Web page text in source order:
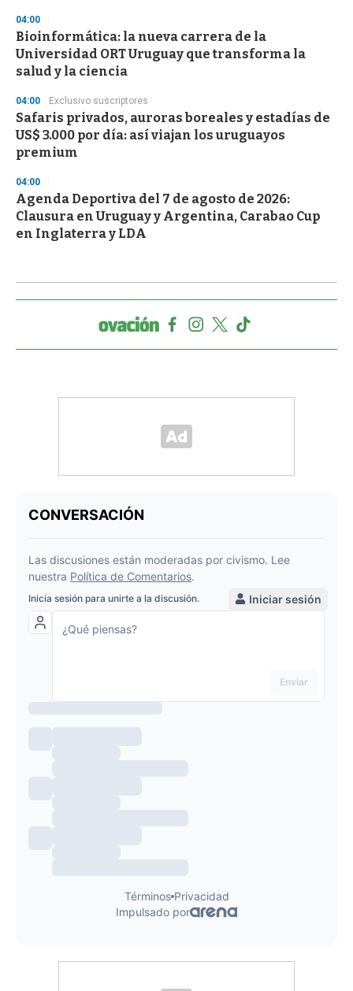
04:00
Bioinformática: la nueva carrera de la
Universidad ORT Uruguay que transforma la
salud y la ciencia
04:00 Exclusivo suscriptores
Safaris privados, auroras boreales y estadías de
US$ 3.000 por día: así viajan los uruguayos
premium
04:00
Agenda Deportiva del 7 de agosto de 2026:
Clausura en Uruguay y Argentina, Carabao Cup
en Inglaterra y LDA